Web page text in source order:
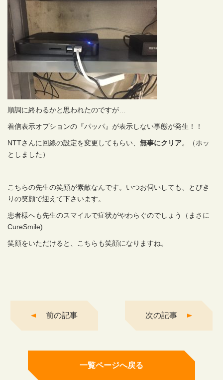
順調に終わるかと思われたのですが…
着信表示オプションの『パッパ』が表示しない事態が発生！！
NTTさんに回線の設定を変更してもらい、 無事にクリア。（ホッ
としました）
こちらの先生の笑顔が素敵なんです。いつお伺いしても、とびき
りの笑顔で迎えて下さいます。
患者様へも先生のスマイルで症状がやわらぐのでしょう（まさに
CureSmile)
笑顔をいただけると、こちらも笑顔になりますね。
前の記事 次の記事
一覧ページへ戻る